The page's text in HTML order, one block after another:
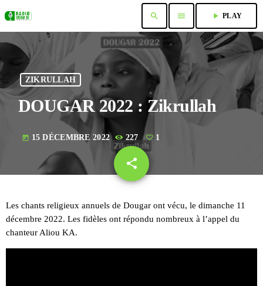
search menu play_arrow PLAY
ZIKRULLAH
DOUGAR 2022 : Zikrullah
today 15 DÉCEMBRE 2022 227 1
share
email
Les chants religieux annuels de Dougar ont vécu, le dimanche 11
décembre 2022. Les fidèles ont répondu nombreux à l’appel du
chanteur Aliou KA.